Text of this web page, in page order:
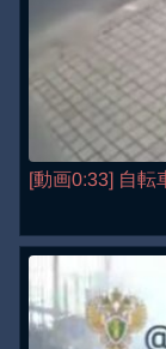
[動画0:33] 自転